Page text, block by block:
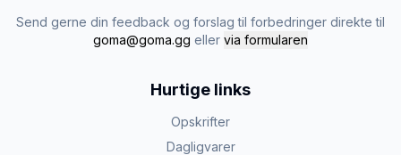
Send gerne din feedback og forslag til forbedringer direkte til
goma@goma.gg eller via formularen
Hurtige links
Opskrifter
Dagligvarer